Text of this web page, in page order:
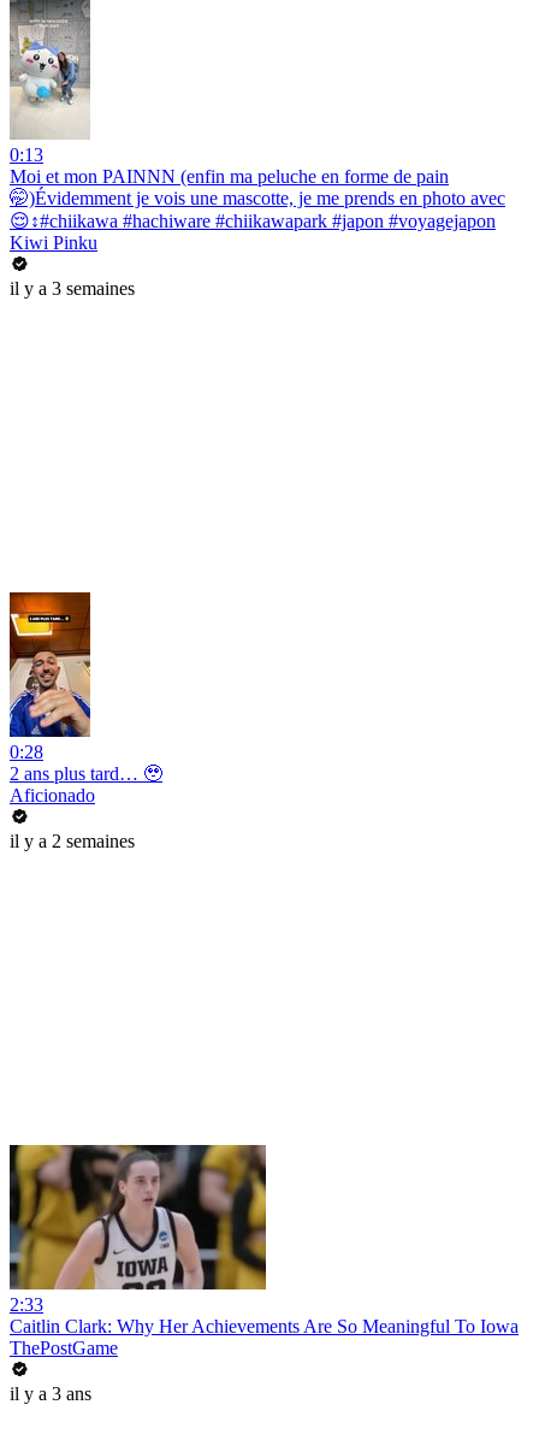
0:13
Moi et mon PAINNN (enfin ma peluche en forme de pain
🤭)Évidemment je vois une mascotte, je me prends en photo avec
😌↕️#chiikawa #hachiware #chiikawapark #japon #voyagejapon
Kiwi Pinku
il y a 3 semaines
0:28
2 ans plus tard… 🥹
Aficionado
il y a 2 semaines
2:33
Caitlin Clark: Why Her Achievements Are So Meaningful To Iowa
ThePostGame
il y a 3 ans